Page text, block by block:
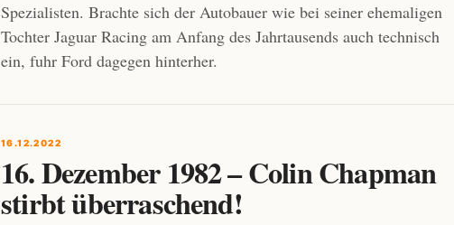
Spezialisten. Brachte sich der Autobauer wie bei seiner ehemaligen
Tochter Jaguar Racing am Anfang des Jahrtausends auch technisch
ein, fuhr Ford dagegen hinterher.
16.12.2022
16. Dezember 1982 – Colin Chapman
stirbt überraschend!